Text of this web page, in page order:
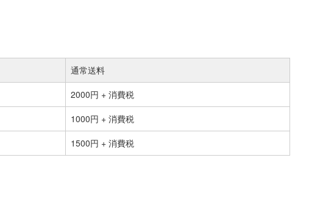
通常送料
2000円 + 消費税
1000円 + 消費税
1500円 + 消費税